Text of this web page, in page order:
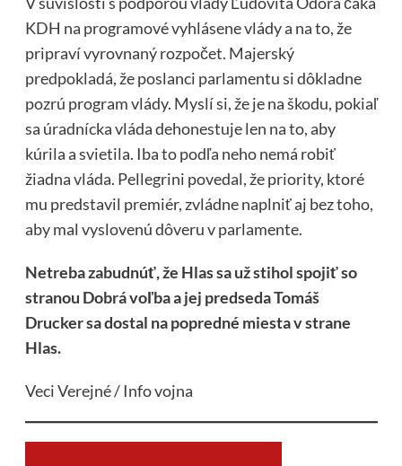
KDH na programové vyhlásene vlády a na to, že
pripraví vyrovnaný rozpočet. Majerský
predpokladá, že poslanci parlamentu si dôkladne
pozrú program vlády. Myslí si, že je na škodu, pokiaľ
sa úradnícka vláda dehonestuje len na to, aby
kúrila a svietila. Iba to podľa neho nemá robiť
žiadna vláda. Pellegrini povedal, že priority, ktoré
mu predstavil premiér, zvládne naplniť aj bez toho,
aby mal vyslovenú dôveru v parlamente.
Netreba zabudnúť, že Hlas sa už stihol spojiť so
stranou Dobrá voľba a jej predseda Tomáš
Drucker sa dostal na popredné miesta v strane
Hlas.
Veci Verejné / Info vojna